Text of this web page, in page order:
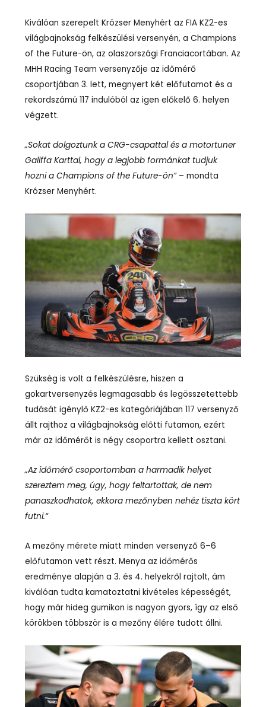
Kiválóan szerepelt Krózser Menyhért az FIA KZ2-es
világbajnokság felkészülési versenyén, a Champions
of the Future-ön, az olaszországi Franciacortában. Az
MHH Racing Team versenyzője az időmérő
csoportjában 3. lett, megnyert két előfutamot és a
rekordszámú 117 indulóból az igen előkelő 6. helyen
végzett.
„Sokat dolgoztunk a CRG-csapattal és a motortuner
Galiffa Karttal, hogy a legjobb formánkat tudjuk
hozni a Champions of the Future-ön“– mondta
Krózser Menyhért.
Szükség is volt a felkészülésre, hiszen a
gokartversenyzés legmagasabb és legösszetettebb
tudását igénylő KZ2-es kategóriájában 117 versenyző
állt rajthoz a világbajnokság előtti futamon, ezért
már az időmérőt is négy csoportra kellett osztani.
„Az időmérő csoportomban a harmadik helyet
szereztem meg, úgy, hogy feltartottak, de nem
panaszkodhatok, ekkora mezőnyben nehéz tiszta kört
futni.“
A mezőny mérete miatt minden versenyző 6–6
előfutamon vett részt. Menya az időmérős
eredménye alapján a 3. és 4. helyekről rajtolt, ám
kiválóan tudta kamatoztatni kivételes képességét,
hogy már hideg gumikon is nagyon gyors, így az első
körökben többször is a mezőny élére tudott állni.